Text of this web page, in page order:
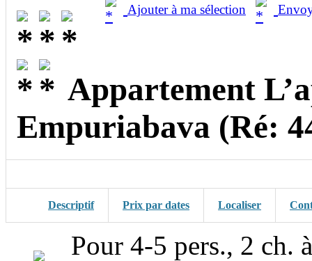
Ajouter à ma sélection
Appartement
Empuriabava (Ré:
Descriptif Prix par dates Localiser
Pour 4-5 pers., 2 ch.